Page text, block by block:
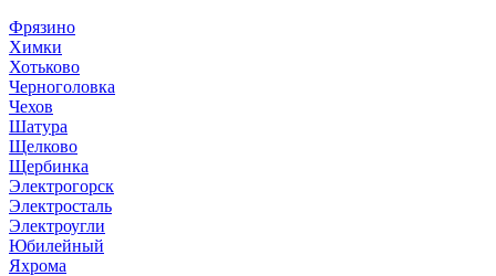
Фрязино
Химки
Хотьково
Черноголовка
Чехов
Шатура
Щелково
Щербинка
Электрогорск
Электросталь
Электроугли
Юбилейный
Яхрома